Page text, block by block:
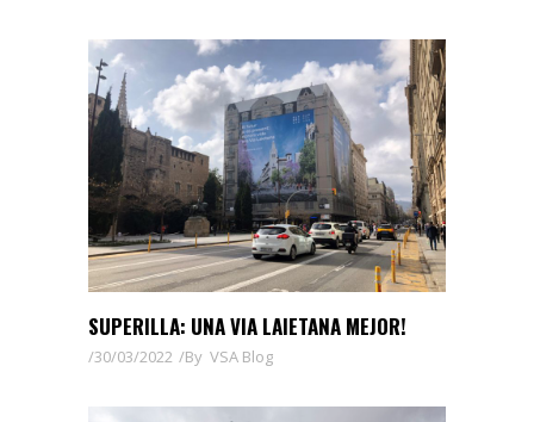
SUPERILLA: UNA VIA LAIETANA MEJOR!
30/03/2022 By VSA Blog